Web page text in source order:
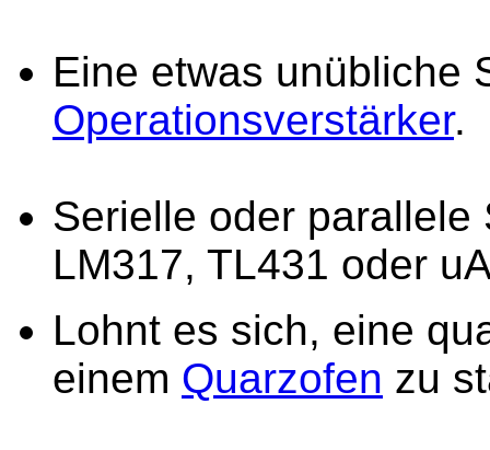
Eine etwas unübliche
Operationsverstärker.
Serielle oder
LM317, TL431 oder
Lohnt es sich, eine
einem Quarzofen zu